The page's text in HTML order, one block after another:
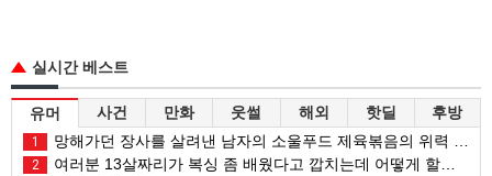
실시간 베스트
유머 사건 만화 웃썰 해외 핫딜 후방
1 망해가던 장사를 살려낸 남자의 소울푸드 제육볶음의 위력 ㅋㅋ
2 여러분 13살짜리가 복싱 좀 배웠다고 깝치는데 어떻게 할까요?